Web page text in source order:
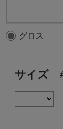
グロス
サイズ